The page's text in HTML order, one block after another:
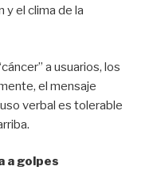
y el clima de la
a usuarios, los
el mensaje
verbal es tolerable
a golpes